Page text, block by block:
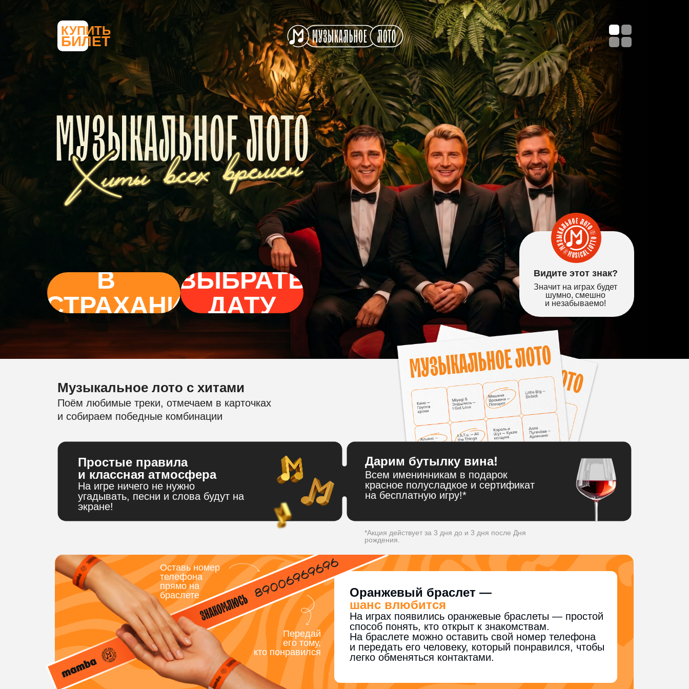
В
АСТРАХАНИ
ВЫБРАТЬ
ДАТУ
КУПИТЬ
БИЛЕТ
Видите этот знак?
Значит на играх будет
шумно, смешно
и незабываемо!
Музыкальное лото с хитами
Поём любимые треки, отмечаем в карточках
и собираем победные комбинации
Дарим бутылку вина!
Всем именинникам в подарок
красное полусладкое и сертификат
на бесплатную игру!*
Простые правила
и классная атмосфера
На игре ничего не нужно
угадывать, песни и слова будут на
экране!
*Акция действует за 3 дня до и 3 дня после Дня
рождения.
Оранжевый браслет —
шанс влюбится
На играх появились оранжевые браслеты — простой
способ понять, кто открыт к знакомствам.
На браслете можно оставить свой номер телефона
и передать его человеку, который понравился, чтобы
легко обменяться контактами.
Оставь номер
телефона
прямо на
браслете
Передай
его тому,
кто понравился